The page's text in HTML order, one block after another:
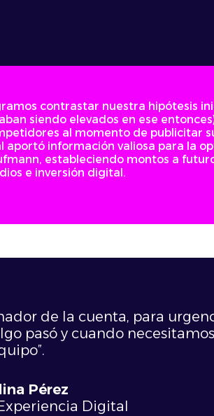
contrastar nuestra hipótesis
siendo elevados en ese
al momento de publicitar
aportó información valiosa para la
estableciendo montos a
e inversión digital.
de la cuenta, para
pasó y cuando
Pérez
Digital